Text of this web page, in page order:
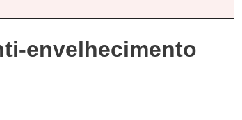
envelhecimento